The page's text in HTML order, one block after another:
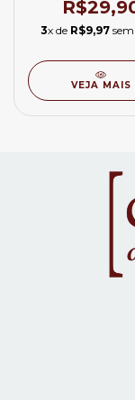
3x de R$9,97sem
VEJA MAIS